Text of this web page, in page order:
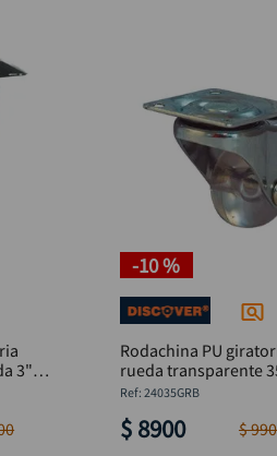
3"
-10 %
Rodachina PU
rueda transparente
1.3/8" DISCOVER
: 24035GRB
$ 8900 $